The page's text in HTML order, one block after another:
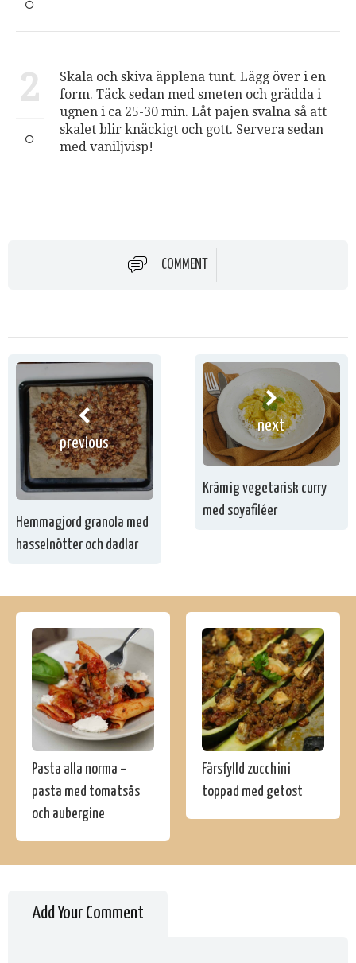
2
Skala och skiva äpplena tunt. Lägg över i en
form. Täck sedan med smeten och grädda i
ugnen i ca 25-30 min. Låt pajen svalna så att
skalet blir knäckigt och gott. Servera sedan
med vaniljvisp!
COMMENT
previous
Hemmagjord granola med
hasselnötter och dadlar
next
Krämig vegetarisk curry
med soyafiléer
Pasta alla norma –
pasta med tomatsås
och aubergine
Färsfylld zucchini
toppad med getost
Add Your Comment